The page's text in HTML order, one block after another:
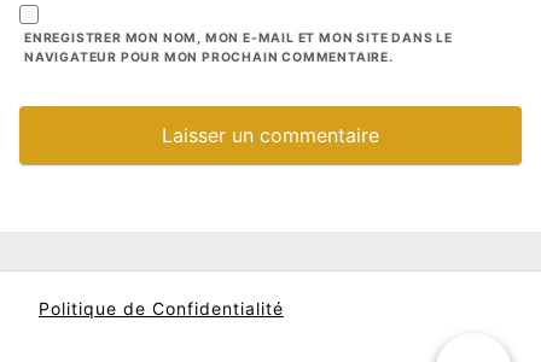
ENREGISTRER MON NOM, MON E-MAIL ET MON SITE DANS LE
NAVIGATEUR POUR MON PROCHAIN COMMENTAIRE.
Politique de Confidentialité